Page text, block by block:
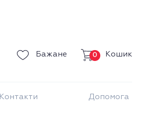
Бажане Кошик
0
Контакти Допомога